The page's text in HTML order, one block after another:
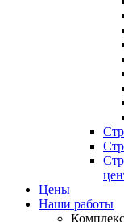
Цены
Наши работы